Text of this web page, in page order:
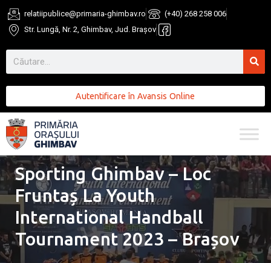
relatiipublice@primaria-ghimbav.ro
(+40) 268 258 006
Str. Lungă, Nr. 2, Ghimbav, Jud. Brașov
Autentificare în Avansis Online
Sporting Ghimbav – Loc
Fruntaș La Youth
International Handball
Tournament 2023 – Brașov